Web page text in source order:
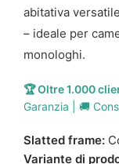
abitativa
– ideale per
monologhi.
🏆 Oltre 1.000
Garanzia | 🚚
Slatted frame:
Variante di